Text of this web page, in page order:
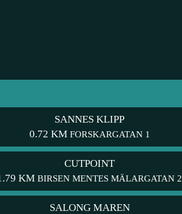
SANNES KLIPP
0.72 KM FORSKARGATAN 1
CUTPOINT
KM BIRSEN MENTES MÄLARGATAN 2
SALONG MAREN